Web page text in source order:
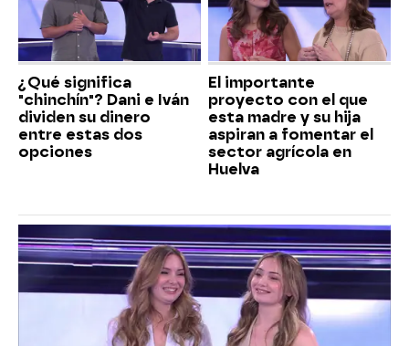
¿Qué significa
"chinchín"? Dani e Iván
dividen su dinero
entre estas dos
opciones
El importante
proyecto con el que
esta madre y su hija
aspiran a fomentar el
sector agrícola en
Huelva